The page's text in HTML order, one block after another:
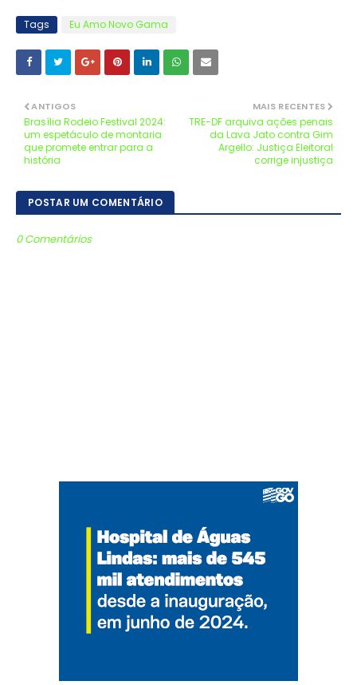
Tags Eu Amo Novo Gama
MAIS RECENTES
TRE-DF arquiva ações penais
da Lava Jato contra Gim
Argello: Justiça Eleitoral
corrige injustiça
ANTIGOS
Brasília Rodeio Festival 2024:
um espetáculo de montaria
que promete entrar para a
história
POSTAR UM COMENTÁRIO
0 Comentários